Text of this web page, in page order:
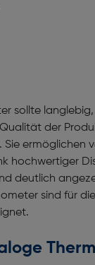
sollte
der
Sie ermöglichen
hochwertiger
deutlich
sind für